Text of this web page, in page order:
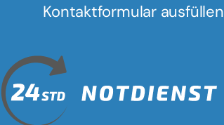
Kontaktformular ausfüllen